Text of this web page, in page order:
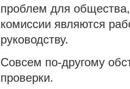
проблем для
комиссии являются
руководству.
Совсем по-другому
проверки.